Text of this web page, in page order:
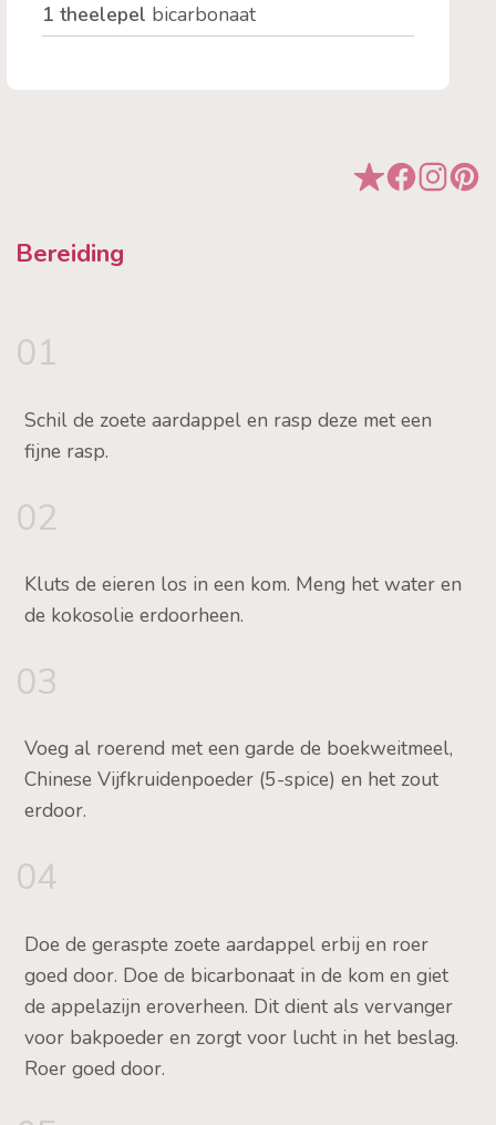
1 theelepel bicarbonaat
Bereiding
01
Schil de zoete aardappel en rasp deze met een
fijne rasp.
02
Kluts de eieren los in een kom. Meng het water en
de kokosolie erdoorheen.
03
Voeg al roerend met een garde de boekweitmeel,
Chinese Vijfkruidenpoeder (5-spice) en het zout
erdoor.
04
Doe de geraspte zoete aardappel erbij en roer
goed door. Doe de bicarbonaat in de kom en giet
de appelazijn eroverheen. Dit dient als vervanger
voor bakpoeder en zorgt voor lucht in het beslag.
Roer goed door.